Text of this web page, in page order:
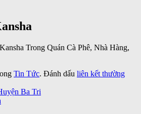
Trong Quán Cà Phê, Nhà Hàng,
Tin Tức. Đánh dấu liên kết thường
Ba Tri